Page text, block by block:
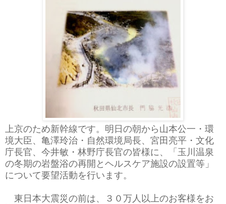
上京のため新幹線です。明日の朝から山本公一・環
境大臣、亀澤玲治・自然環境局長、宮田亮平・文化
庁長官、今井敏・林野庁長官の皆様に、「玉川温泉
の冬期の岩盤浴の再開とヘルスケア施設の設置等」
について要望活動を行います。
東日本大震災の前は、３０万人以上のお客様をお